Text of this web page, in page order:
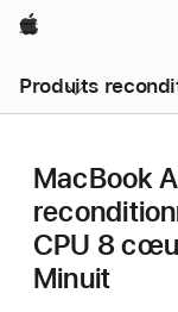
Apple
Produits
MacBook
CPU 8
Minuit